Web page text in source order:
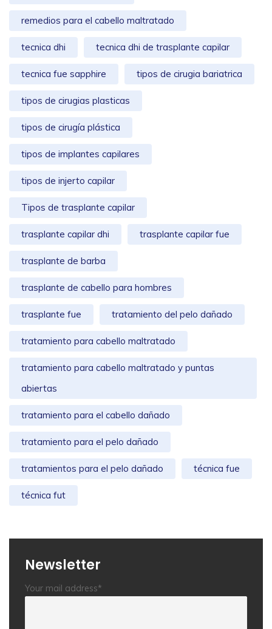
remedios para el cabello maltratado
tecnica dhi tecnica dhi de trasplante capilar
tecnica fue sapphire tipos de cirugia bariatrica
tipos de cirugias plasticas
tipos de cirugía plástica
tipos de implantes capilares
tipos de injerto capilar
Tipos de trasplante capilar
trasplante capilar dhi trasplante capilar fue
trasplante de barba
trasplante de cabello para hombres
trasplante fue tratamiento del pelo dañado
tratamiento para cabello maltratado
tratamiento para cabello maltratado y puntas
abiertas
tratamiento para el cabello dañado
tratamiento para el pelo dañado
tratamientos para el pelo dañado técnica fue
técnica fut
Newsletter
Your mail address*